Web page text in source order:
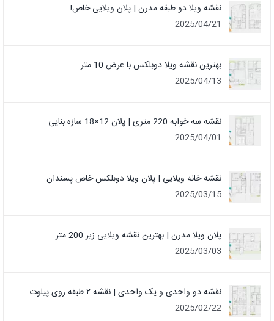
نقشه ویلا دو طبقه مدرن | پلان ویلایی خاص!
2025/04/21
بهترین نقشه ویلا دوبلکس با عرض 10 متر
2025/04/13
نقشه سه خوابه 220 متری | پلان 12×18 سازه بنایی
2025/04/01
نقشه خانه ویلایی | پلان ویلا دوبلکس خاص پسندان
2025/03/15
پلان ویلا مدرن | بهترین نقشه ویلایی زیر 200 متر
2025/03/03
نقشه دو واحدی و یک واحدی | نقشه ۲ طبقه روی پیلوت
2025/02/22